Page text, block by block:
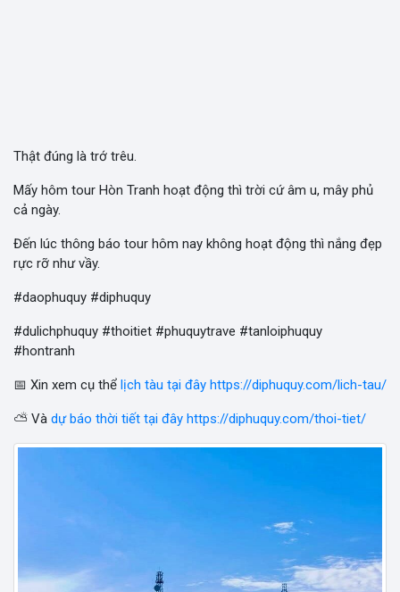
Thật đúng là trớ trêu.
Mấy hôm tour Hòn Tranh hoạt động thì trời cứ âm u, mây phủ
cả ngày.
Đến lúc thông báo tour hôm nay không hoạt động thì nắng đẹp
rực rỡ như vầy.
#daophuquy #diphuquy
#dulichphuquy #thoitiet #phuquytrave #tanloiphuquy
#hontranh
📅 Xin xem cụ thể lịch tàu tại đây https://diphuquy.com/lich-tau/
⛅ Và dự báo thời tiết tại đây https://diphuquy.com/thoi-tiet/